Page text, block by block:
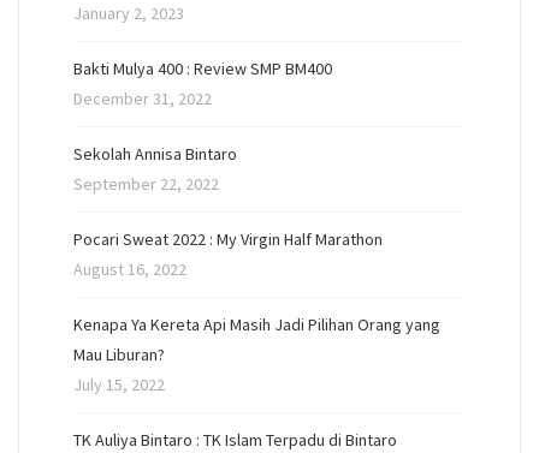
January 2, 2023
Bakti Mulya 400 : Review SMP BM400
December 31, 2022
Sekolah Annisa Bintaro
September 22, 2022
Pocari Sweat 2022 : My Virgin Half Marathon
August 16, 2022
Kenapa Ya Kereta Api Masih Jadi Pilihan Orang yang
Mau Liburan?
July 15, 2022
TK Auliya Bintaro : TK Islam Terpadu di Bintaro